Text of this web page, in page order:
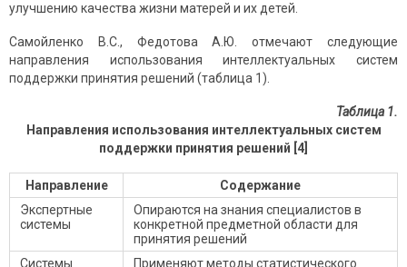
улучшению качества жизни матерей и их детей.
Самойленко В.С., Федотова А.Ю. отмечают следующие
направления использования интеллектуальных систем
поддержки принятия решений (таблица 1).
Таблица 1.
Направления использования интеллектуальных систем
поддержки принятия решений [4]
Направление
Содержание
Экспертные
системы
Опираются на знания специалистов в
конкретной предметной области для
принятия решений
Системы
Применяют методы статистического